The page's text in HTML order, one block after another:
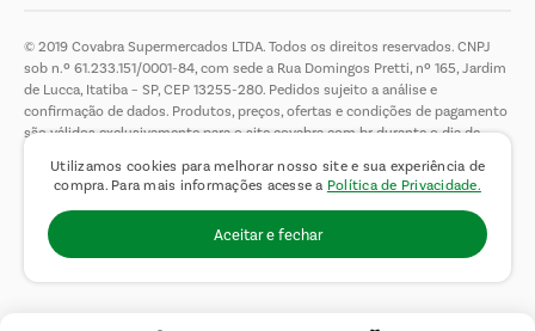
Utilizamos cookies para melhorar nosso site e sua experiência de
compra. Para mais informações acesse a Política de Privacidade.
Aceitar e fechar
© 2019 Covabra Supermercados LTDA. Todos os direitos reservados. CNPJ
sob n.º 61.233.151/0001-84, com sede a Rua Domingos Pretti, nº 165, Jardim
de Lucca, Itatiba – SP, CEP 13255-280. Pedidos sujeito a análise e
confirmação de dados. Produtos, preços, ofertas e condições de pagamento
são válidos exclusivamente para o site covabra.com.br durante o dia de
de limitar a quantidade máxima de produtos por compra por cliente. Não
vendemos no atacado. Fotos meramente ilustrativas.É proibida a venda e a
entrega de bebidas alcoólicas a menores de 18 (dezoito) anos, conforme Lei
n.° 8069/90, art. 81, inciso II (Estatuto da Criança e do Adolescente).